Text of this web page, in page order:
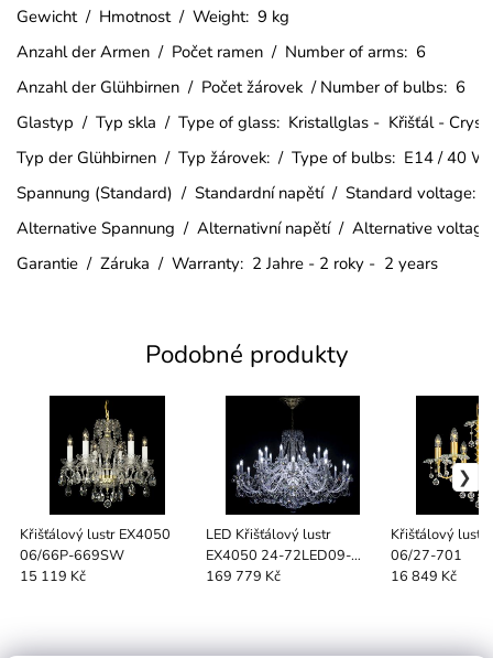
Gewicht / Hmotnost / Weight: 9 kg
Anzahl der Armen / Počet ramen / Number of arms: 6
Anzahl der Glühbirnen / Počet žárovek / Number of bulbs: 6
Glastyp / Typ skla / Type of glass: Kristallglas - Křišťál -
Typ der Glühbirnen / Typ žárovek: / Type of bulbs: E14 / 40 W
Spannung (Standard) / Standardní napětí / Standard voltage:
Alternative Spannung / Alternativní napětí / Alternative
Garantie / Záruka / Warranty: 2 Jahre - 2 roky - 2 years
Podobné produkty
Křišťálový lustr EX4050
06/66P-669SW
15 119 Kč
LED Křišťálový lustr
EX4050 24-72LED09-
505S
169 779 Kč
Křišťálový lustr
06/27-701
16 849 Kč